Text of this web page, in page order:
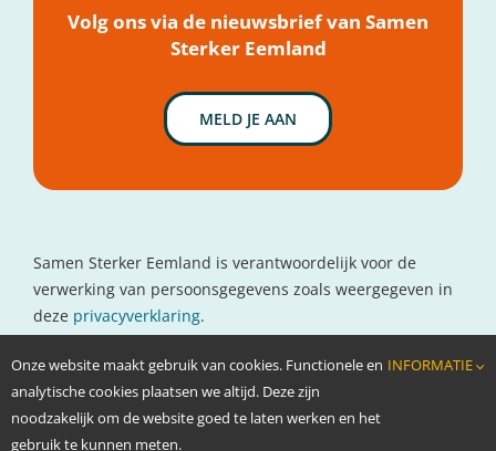
Volg ons via de nieuwsbrief van Samen
Sterker Eemland
MELD JE AAN
Samen Sterker Eemland is verantwoordelijk voor de
verwerking van persoonsgegevens zoals weergegeven in
deze privacyverklaring.
Contactgegevens
www.oncolokaal.nl
info@oncolokaal.nl
Onze website maakt gebruik van cookies. Functionele en
analytische cookies plaatsen we altijd. Deze zijn
noodzakelijk om de website goed te laten werken en het
gebruik te kunnen meten.
INFORMATIE